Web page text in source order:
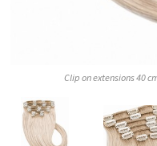
Clip on extensions 40